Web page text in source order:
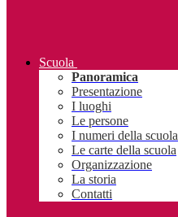
Scuola
Panoramica
Presentazione
I luoghi
Le persone
I numeri della scuola
Le carte della scuola
Organizzazione
La storia
Contatti